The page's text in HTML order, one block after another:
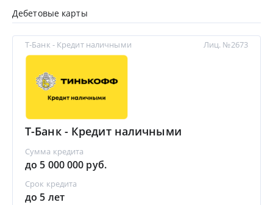
Дебетовые карты
Т-Банк - Кредит наличными
Т-Банк - Кредит наличными
Сумма кредита
до 5 000 000 руб.
Срок кредита
до 5 лет
Лиц. №2673